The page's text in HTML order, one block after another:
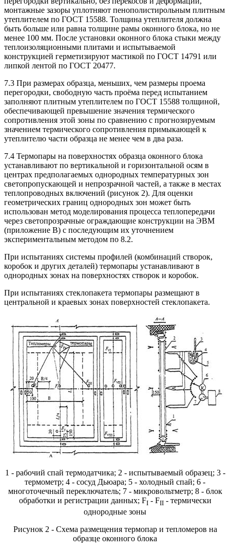
монтажные зазоры уплотняют пенополистирольным плитным
утеплителем по ГОСТ 15588. Толщина утеплителя должна
быть больше или равна толщине рамы оконного блока, но не
менее 100 мм. После установки оконного блока стыки между
теплоизоляционными плитами и испытываемой
конструкцией герметизируют мастикой по ГОСТ 14791 или
липкой лентой по ГОСТ 20477.
7.3 При размерах образца, меньших, чем размеры проема
перегородки, свободную часть проёма перед испытанием
заполняют плитным утеплителем по ГОСТ 15588 толщиной,
обеспечивающей превышение значения термического
сопротивления этой зоны по сравнению с прогнозируемым
значением термического сопротивления примыкающей к
утеплителю части образца не менее чем в два раза.
7.4 Термопары на поверхностях образца оконного блока
устанавливают по вертикальной и горизонтальной осям в
центрах предполагаемых однородных температурных зон
светопропускающей и непрозрачной частей, а также в местах
теплопроводных включений (рисунок 2). Для оценки
геометрических границ однородных зон может быть
использован метод моделирования процесса теплопередачи
через светопрозрачные ограждающие конструкции на ЭВМ
(приложение В) с последующим их уточнением
экспериментальным методом по 8.2.
При испытаниях системы профилей (комбинаций створок,
коробок и других деталей) термопары устанавливают в
однородных зонах на поверхностях створок и коробок.
При испытаниях стеклопакета термопары размещают в
центральной и краевых зонах поверхностей стеклопакета.
1 - рабочий спай термодатчика; 2 - испытываемый образец; 3 -
термометр; 4 - сосуд Дьюара; 5 - холодный спай; 6 -
многоточечный переключатель; 7 - микровольтметр; 8 - блок
обработки и регистрации данных; FI- FII- термически
однородные зоны
Рисунок 2 - Схема размещения термопар и тепломеров на
образце оконного блока